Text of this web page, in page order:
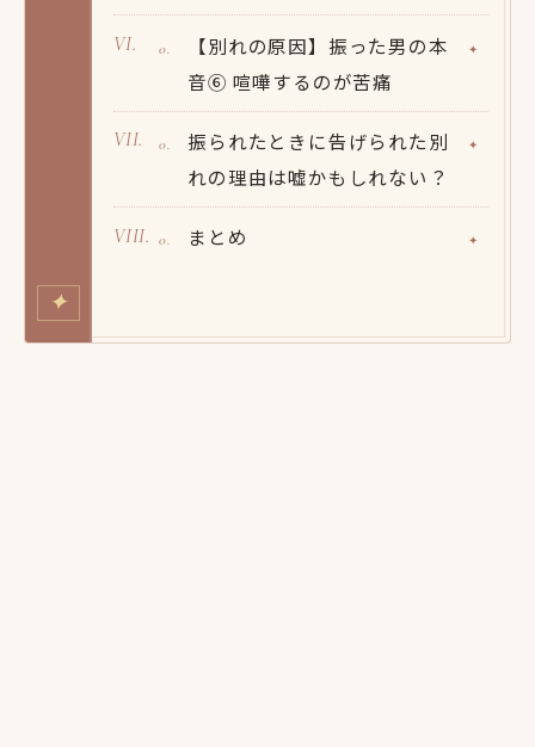
✦
【別れの原因】振った男の本
音⑥ 喧嘩するのが苦痛
振られたときに告げられた別
れの理由は嘘かもしれない？
まとめ